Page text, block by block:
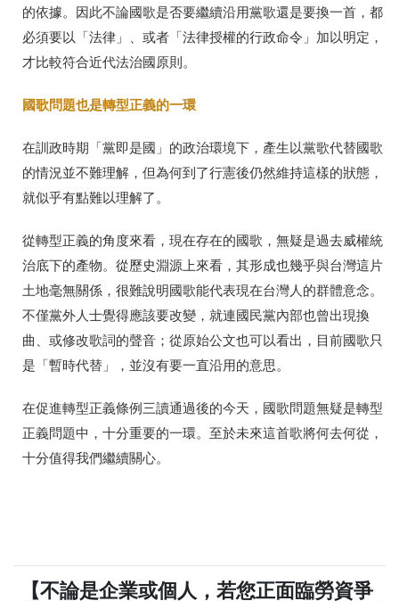
的依據。因此不論國歌是否要繼續沿用黨歌還是要換一首，都
必須要以「法律」、或者「法律授權的行政命令」加以明定，
才比較符合近代法治國原則。
國歌問題也是轉型正義的一環
在訓政時期「黨即是國」的政治環境下，產生以黨歌代替國歌
的情況並不難理解，但為何到了行憲後仍然維持這樣的狀態，
就似乎有點難以理解了。
從轉型正義的角度來看，現在存在的國歌，無疑是過去威權統
治底下的產物。從歷史淵源上來看，其形成也幾乎與台灣這片
土地毫無關係，很難說明國歌能代表現在台灣人的群體意念。
不僅黨外人士覺得應該要改變，就連國民黨內部也曾出現換
曲、或修改歌詞的聲音；從原始公文也可以看出，目前國歌只
是「暫時代替」，並沒有要一直沿用的意思。
在促進轉型正義條例三讀通過後的今天，國歌問題無疑是轉型
正義問題中，十分重要的一環。至於未來這首歌將何去何從，
十分值得我們繼續關心。
【不論是企業或個人，若您正面臨勞資爭